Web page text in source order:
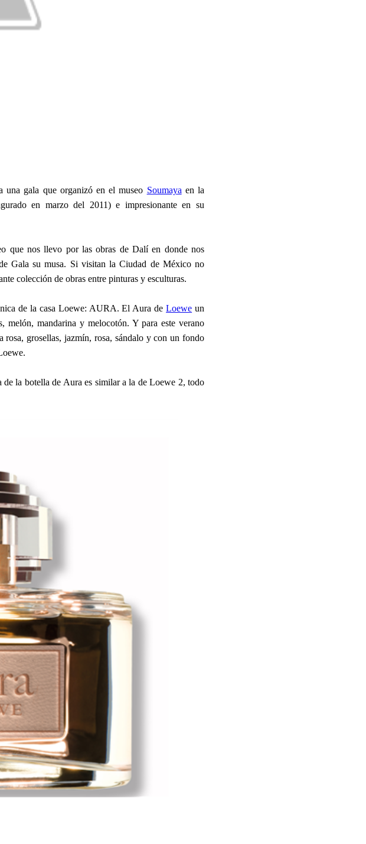
gala que organizó en el museo Soumaya en la
en marzo del 2011) e impresionante en su
que nos llevo por las obras de Dalí en donde nos
Gala su musa. Si visitan la Ciudad de México no
colección de obras entre pinturas y esculturas.
de la casa Loewe: AURA. El Aura deLoewe un
melón, mandarina y melocotón. Y para este verano
rosa, grosellas, jazmín, rosa, sándalo y con un fondo
la botella de Aura es similar a la de Loewe 2, todo